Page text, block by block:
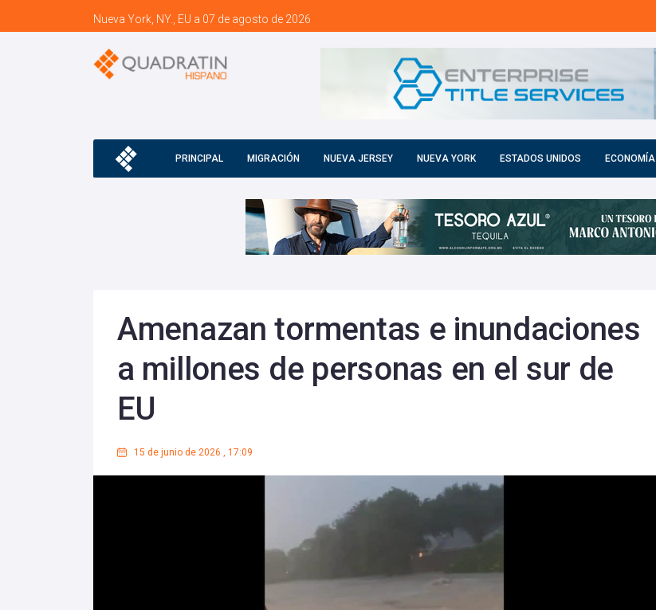
Nueva York, NY., EU a 07 de agosto de 2026
PRINCIPAL MIGRACIÓN NUEVA JERSEY NUEVA YORK ESTADOS UNIDOS ECONOMÍA
Amenazan tormentas e inundaciones
a millones de personas en el sur de
EU
15 de junio de 2026 , 17:09